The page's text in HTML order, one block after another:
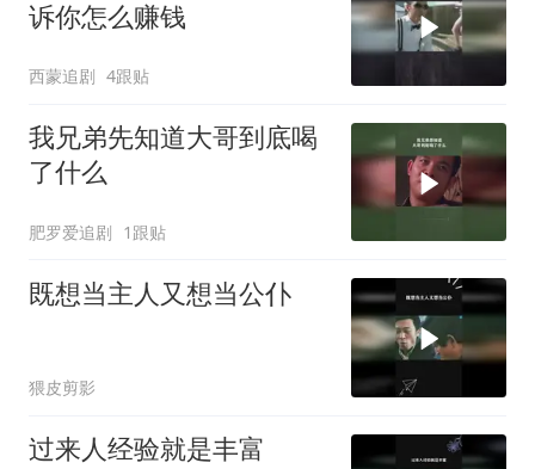
诉你怎么赚钱
西蒙追剧 4跟贴
我兄弟先知道大哥到底喝
了什么
肥罗爱追剧 1跟贴
既想当主人又想当公仆
猥皮剪影
过来人经验就是丰富